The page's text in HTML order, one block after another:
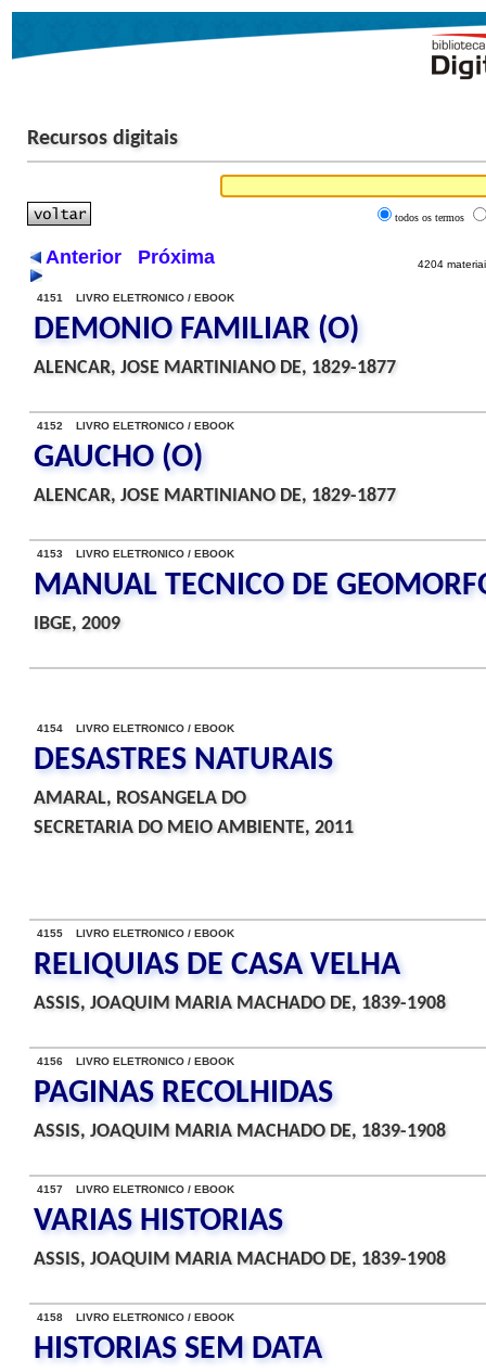
Recursos digitais
todos os termos
Anterior Próxima 4204
4151 LIVRO ELETRONICO / EBOOK
DEMONIO FAMILIAR (O)
ALENCAR, JOSE MARTINIANO DE, 1829-1877
4152 LIVRO ELETRONICO / EBOOK
GAUCHO (O)
ALENCAR, JOSE MARTINIANO DE, 1829-1877
4153 LIVRO ELETRONICO / EBOOK
MANUAL TECNICO DE
IBGE, 2009
4154 LIVRO ELETRONICO / EBOOK
DESASTRES NATURAIS
AMARAL, ROSANGELA DO
SECRETARIA DO MEIO AMBIENTE, 2011
4155 LIVRO ELETRONICO / EBOOK
RELIQUIAS DE CASA VELHA
ASSIS, JOAQUIM MARIA MACHADO DE, 1839-1908
4156 LIVRO ELETRONICO / EBOOK
PAGINAS RECOLHIDAS
ASSIS, JOAQUIM MARIA MACHADO DE, 1839-1908
4157 LIVRO ELETRONICO / EBOOK
VARIAS HISTORIAS
ASSIS, JOAQUIM MARIA MACHADO DE, 1839-1908
4158 LIVRO ELETRONICO / EBOOK
HISTORIAS SEM DATA